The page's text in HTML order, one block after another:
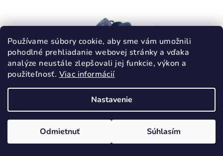
Používame súbory cookie, aby sme vám umožnili
pohodlné prehliadanie webovej stránky a vďaka
analýze neustále zlepšovali jej funkcie, výkon a
použiteľnosť. Viac informácií
Nastavenie
Odmietnuť Súhlasím
PROTETIKA ROBY JEANS plátenky